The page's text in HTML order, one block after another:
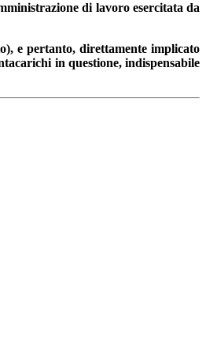
di lavoro esercitata da
e pertanto, direttamente implicato
in questione, indispensabile